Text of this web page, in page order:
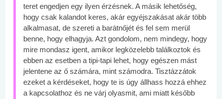
teret engedjen egy ilyen érzésnek. A másik lehetőség,
hogy csak kalandot keres, akár egyéjszakásat akár több
alkalmasat, de szereti a barátnőjét és fel sem merül
benne, hogy elhagyja. Azt gondolom, nem mindegy, hogy
mire mondasz igent, amikor legközelebb találkoztok és
ebben az esetben a tipi-tapi lehet, hogy egészen mást
jelentene az ő számára, mint számodra. Tisztázzátok
ezeket a kérdéseket, hogy te is úgy állhass hozzá ehhez
a kapcsolathoz és ne várj olyasmit, ami miatt később